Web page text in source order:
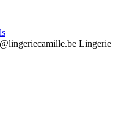
Lingerie